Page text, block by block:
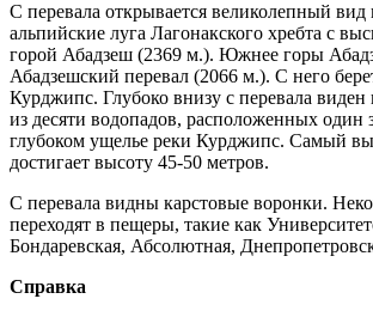
С перевала открывается великолепный
альпийские луга Лагонакского хребта с
горой Абадзеш (2369 м.). Южнее горы
Абадзешский перевал (2066 м.). С него
Курджипс. Глубоко внизу с перевала
из десяти водопадов, расположенных один
глубоком ущелье реки Курджипс. Самый
достигает высоту 45-50 метров.
С перевала видны карстовые воронки.
переходят в пещеры, такие как
Бондаревская, Абсолютная,
Справка